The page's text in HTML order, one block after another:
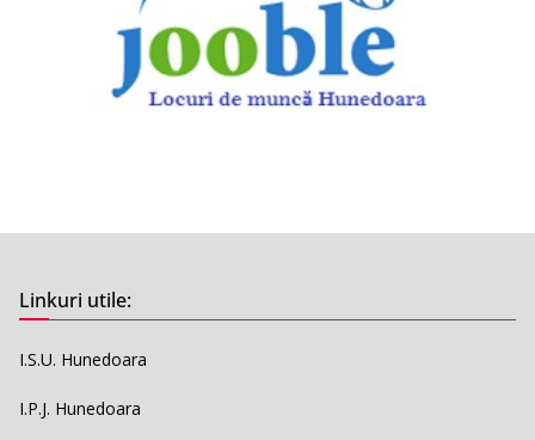
Linkuri utile:
I.S.U. Hunedoara
I.P.J. Hunedoara